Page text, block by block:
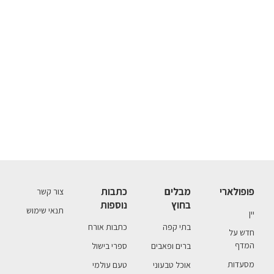
פופולארי
יין
חדש על
המדף
מסעדות
מבלים
בחוץ
בתי קפה
ברים ופאבים
אוכל טבעוני
כתבות
נוספות
כתבות אורח
ספרי בישול
טעם עולמי
צור קשר
תנאי שימוש